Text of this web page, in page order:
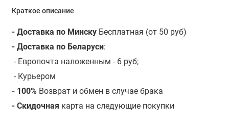
Краткое описание
- Доставка по МинскуБесплатная (от 50 руб)
- Доставка по Беларуси:
- Европочта наложенным - 6 руб;
- Курьером
- 100% Возврат и обмен в случае брака
- Скидочная карта на следующие покупки